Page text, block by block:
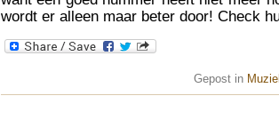
wordt er alleen maar beter door! Check
Gepost in